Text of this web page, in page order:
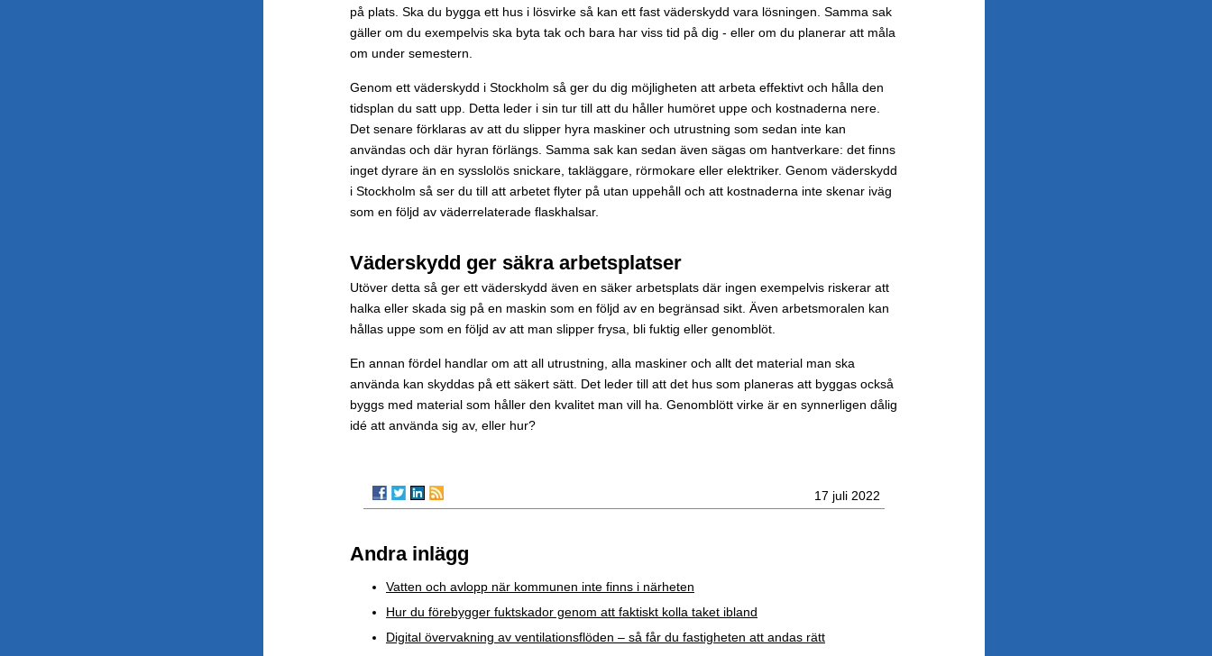
på plats. Ska du bygga ett hus i lösvirke så kan ett fast väderskydd vara lösningen. Samma sak
gäller om du exempelvis ska byta tak och bara har viss tid på dig - eller om du planerar att måla
om under semestern.
Genom ett väderskydd i Stockholm så ger du dig möjligheten att arbeta effektivt och hålla den
tidsplan du satt upp. Detta leder i sin tur till att du håller humöret uppe och kostnaderna nere.
Det senare förklaras av att du slipper hyra maskiner och utrustning som sedan inte kan
användas och där hyran förlängs. Samma sak kan sedan även sägas om hantverkare: det finns
inget dyrare än en sysslolös snickare, takläggare, rörmokare eller elektriker. Genom väderskydd
i Stockholm så ser du till att arbetet flyter på utan uppehåll och att kostnaderna inte skenar iväg
som en följd av väderrelaterade flaskhalsar.
Väderskydd ger säkra arbetsplatser
Utöver detta så ger ett väderskydd även en säker arbetsplats där ingen exempelvis riskerar att
halka eller skada sig på en maskin som en följd av en begränsad sikt. Även arbetsmoralen kan
hållas uppe som en följd av att man slipper frysa, bli fuktig eller genomblöt.
En annan fördel handlar om att all utrustning, alla maskiner och allt det material man ska
använda kan skyddas på ett säkert sätt. Det leder till att det hus som planeras att byggas också
byggs med material som håller den kvalitet man vill ha. Genomblött virke är en synnerligen dålig
idé att använda sig av, eller hur?
17 juli 2022
Andra inlägg
Vatten och avlopp när kommunen inte finns i närheten
Hur du förebygger fuktskador genom att faktiskt kolla taket ibland
Digital övervakning av ventilationsflöden – så får du fastigheten att andas rätt